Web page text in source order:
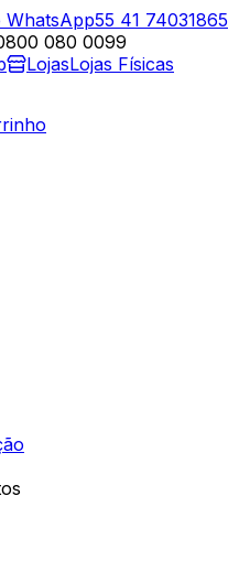
WhatsApp55 41 74031865
080 0099
LojasLojas Físicas